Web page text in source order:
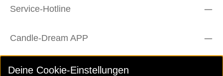
Ich habe dieDatenschutzbestimmungen
Service-Hotline
Candle-Dream APP
Rechtliches
Deine Cookie-Einstellungen